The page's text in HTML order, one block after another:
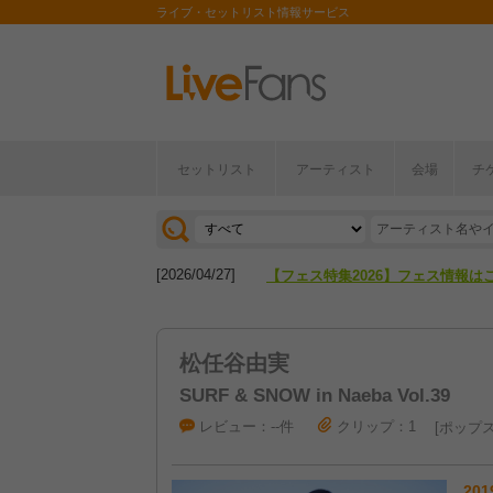
ライブ・セットリスト情報サービス
セットリスト アーティスト 会場 チ
[2026/07/28] 【ライブ動員ランキング】2026年
[2026/04/27] 【フェス特集2026】フェス情報は
松任谷由実
SURF & SNOW in Naeba Vol.39
レビュー：--件 クリップ：1 ポップ